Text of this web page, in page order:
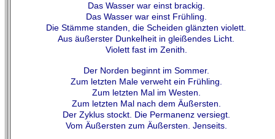
Das Wasser war einst brackig.
Das Wasser war einst Frühling.
Die Stämme standen, die Scheiden glänzten violett.
Aus äußerster Dunkelheit in gleißendes Licht.
Violett fast im Zenith.
Der Norden beginnt im Sommer.
Zum letzten Male verweht ein Frühling.
Zum letzten Mal im Westen.
Zum letzten Mal nach dem Äußersten.
Der Zyklus stockt. Die Permanenz versiegt.
Vom Äußersten zum Äußersten. Jenseits.